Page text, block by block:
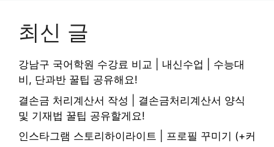
최신 글
강남구 국어학원 수강료 비교 | 내신수업 | 수능대
비, 단과반 꿀팁 공유해요!
결손금 처리계산서 작성 | 결손금처리계산서 양식
및 기재법 꿀팁 공유할게요!
인스타그램 스토리하이라이트 | 프로필 꾸미기 (+커